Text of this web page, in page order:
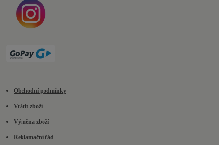
Obchodní podmínky
Vrátit zboží
Výměna zboží
Reklamační řád